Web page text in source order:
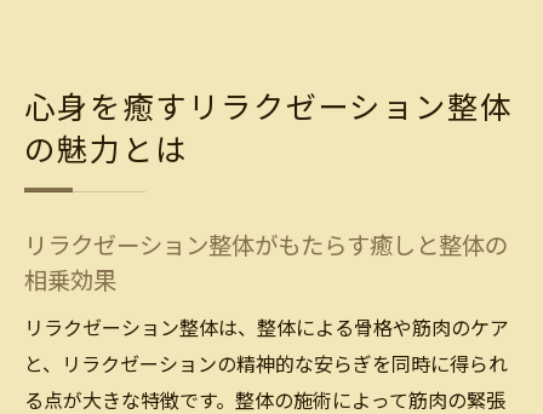
心身を癒すリラクゼーション整体
の魅力とは
リラクゼーション整体がもたらす癒しと整体の
相乗効果
リラクゼーション整体は、整体による骨格や筋肉のケア
と、リラクゼーションの精神的な安らぎを同時に得られ
る点が大きな特徴です。整体の施術によって筋肉の緊張